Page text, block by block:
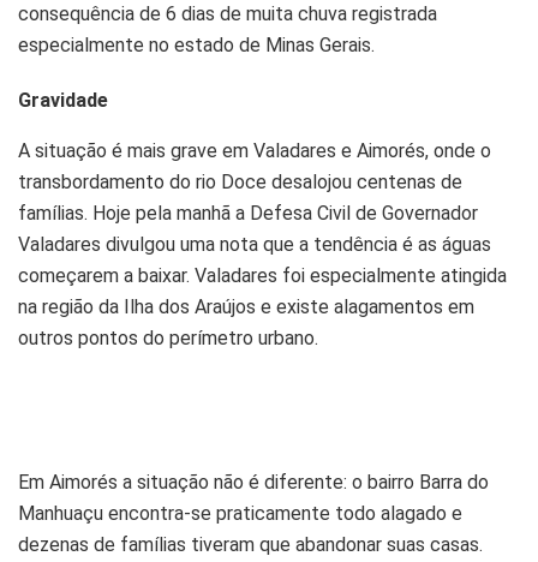
consequência de 6 dias de muita chuva registrada
especialmente no estado de Minas Gerais.
Gravidade
A situação é mais grave em Valadares e Aimorés, onde o
transbordamento do rio Doce desalojou centenas de
famílias. Hoje pela manhã a Defesa Civil de Governador
Valadares divulgou uma nota que a tendência é as águas
começarem a baixar. Valadares foi especialmente atingida
na região da Ilha dos Araújos e existe alagamentos em
outros pontos do perímetro urbano.
Em Aimorés a situação não é diferente: o bairro Barra do
Manhuaçu encontra-se praticamente todo alagado e
dezenas de famílias tiveram que abandonar suas casas.